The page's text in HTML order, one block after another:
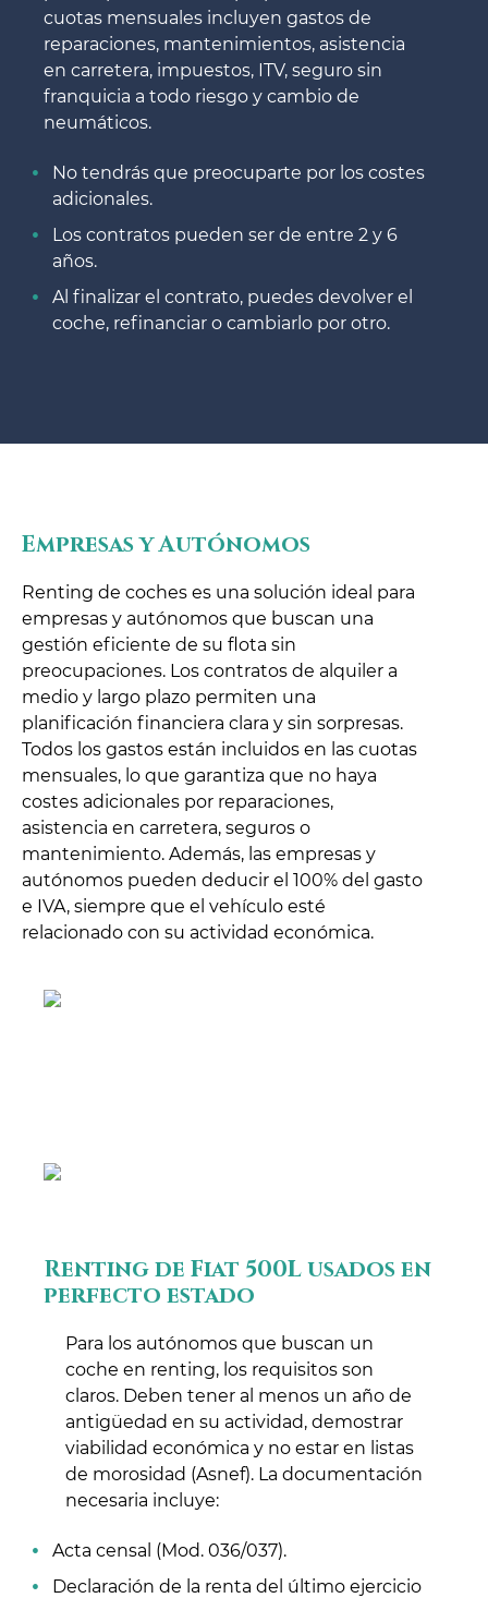
cuotas mensuales incluyen gastos de
reparaciones, mantenimientos, asistencia
en carretera, impuestos, ITV, seguro sin
franquicia a todo riesgo y cambio de
neumáticos.
No tendrás que preocuparte por los costes
adicionales.
Los contratos pueden ser de entre 2 y 6
años.
Al finalizar el contrato, puedes devolver el
coche, refinanciar o cambiarlo por otro.
Empresas y Autónomos
Renting de coches es una solución ideal para
empresas y autónomos que buscan una
gestión eficiente de su flota sin
preocupaciones. Los contratos de alquiler a
medio y largo plazo permiten una
planificación financiera clara y sin sorpresas.
Todos los gastos están incluidos en las cuotas
mensuales, lo que garantiza que no haya
costes adicionales por reparaciones,
asistencia en carretera, seguros o
mantenimiento. Además, las empresas y
autónomos pueden deducir el 100% del gasto
e IVA, siempre que el vehículo esté
relacionado con su actividad económica.
Renting de Fiat 500L usados en
perfecto estado
Para los autónomos que buscan un
coche en renting, los requisitos son
claros. Deben tener al menos un año de
antigüedad en su actividad, demostrar
viabilidad económica y no estar en listas
de morosidad (Asnef). La documentación
necesaria incluye:
Acta censal (Mod. 036/037).
Declaración de la renta del último ejercicio